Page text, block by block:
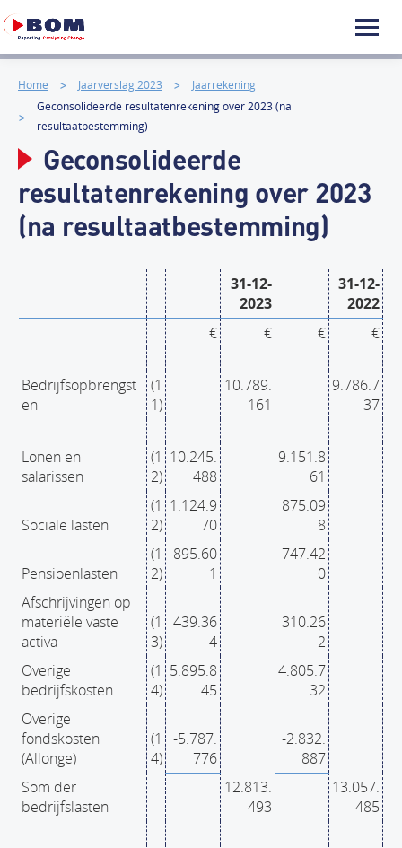
Home Jaarverslag 2023
Jaarrekening
Geconsolideerde resultatenrekening over 2023 (na
resultaatbestemming)
Geconsolideerde
resultatenrekening over 2023
(na resultaatbestemming)
31-12-
2023
31-12-
2022
€
€ € €
Bedrijfsopbrengst
en
(1
1)
10.789.
161
9.786.7
37
Lonen en
salarissen
(1
2)
10.245.
488
9.151.8
61
Sociale lasten
(1
2)
1.124.9
70
875.09
8
Pensioenlasten
(1
2)
895.60
1
747.42
0
Afschrijvingen op
materiële vaste
activa
(1
3)
439.36
4
310.26
2
Overige
bedrijfskosten
(1
4)
5.895.8
45
4.805.7
32
Overige
fondskosten
(Allonge)
(1
4)
-5.787.
776
-2.832.
887
Som der
bedrijfslasten
12.813.
493
13.057.
485